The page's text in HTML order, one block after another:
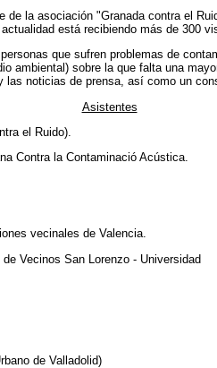
de la asociación "Granada contra el
está recibiendo más de 300
que sufren problemas de
ambiental) sobre la que falta una
noticias de prensa, así como un
Asistentes
el Ruido).
Contra la Contaminació Acústica.
vecinales de Valencia.
Vecinos San Lorenzo - Universidad
de Valladolid)